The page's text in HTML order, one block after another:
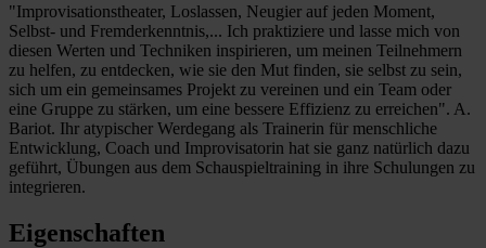
"Improvisationstheater, Loslassen, Neugier auf jeden Moment,
Selbst- und Fremderkenntnis,... Ich praktiziere und lasse mich von
diesen Werten und Techniken inspirieren, um meinen Teilnehmern
zu helfen, zu entdecken, wie sie den Mut finden, sie selbst zu sein,
sich um ein gemeinsames Projekt zu vereinen und ein Team oder
eine Gruppe zu stärken, um eine bessere Effizienz zu erreichen". A.
Bariot. Ihr atypischer Werdegang als Trainerin für menschliche
Entwicklung, Coach und Improvisatorin hat sie ganz natürlich dazu
geführt, Übungen aus dem Schauspieltraining in ihre Schulungen zu
integrieren.
Eigenschaften